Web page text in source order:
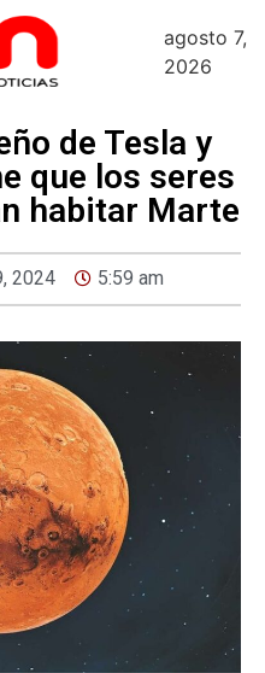
agosto 7,
2026
de Tesla y
que los seres
habitar Marte
2024 5:59 am